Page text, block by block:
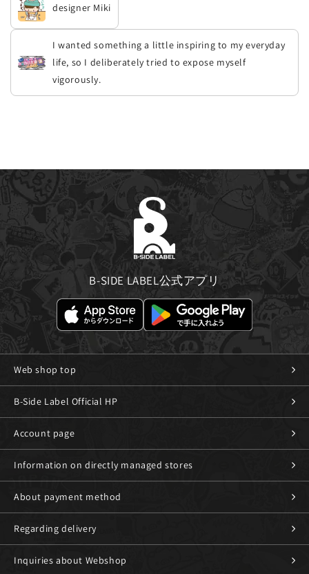
designer Miki
I wanted something a little inspiring to my everyday
life, so I deliberately tried to expose myself
vigorously.
Web shop top
B-Side Label Official HP
Account page
Information on directly managed stores
About payment method
Regarding delivery
Inquiries about Webshop
B-SIDE LABEL公式アプリ